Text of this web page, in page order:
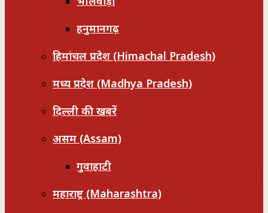
हनुमानगढ़
हिमांचल प्रदेश (Himachal Pradesh)
मध्य प्रदेश (Madhya Pradesh)
दिल्ली की खबरें
असम (Assam)
गुवाहाटी
महाराष्ट्र (Maharashtra)